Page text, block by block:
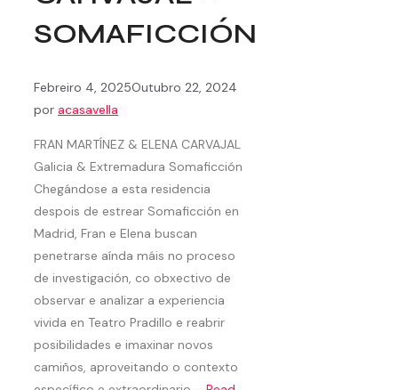
SOMAFICCIÓN
Febreiro 4, 2025Outubro 22, 2024
por acasavella
FRAN MARTÍNEZ & ELENA CARVAJAL
Galicia & Extremadura Somaficción
Chegándose a esta residencia
despois de estrear Somaficción en
Madrid, Fran e Elena buscan
penetrarse aínda máis no proceso
de investigación, co obxectivo de
observar e analizar a experiencia
vivida en Teatro Pradillo e reabrir
posibilidades e imaxinar novos
camiños, aproveitando o contexto